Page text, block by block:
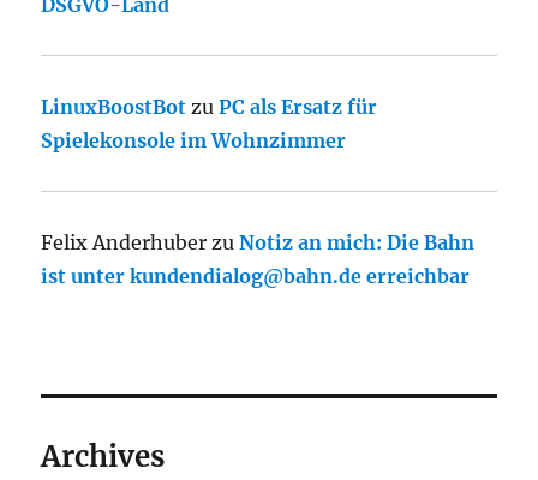
DSGVO-Land
LinuxBoostBot zuPC als Ersatz für
Spielekonsole im Wohnzimmer
Felix Anderhuber zuNotiz an mich: Die Bahn
ist unter kundendialog@bahn.de erreichbar
Archives